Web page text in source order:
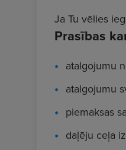
Ja Tu vēlies
Prasības
atalgojumu
atalgojumu
piemaksas
daļēju ceļa